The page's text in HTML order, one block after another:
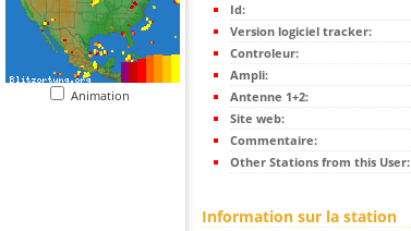
Animation
Id:
Version logiciel tracker:
Controleur:
Ampli:
Antenne 1+2:
Site web:
Commentaire:
Other Stations from this User:
Information sur la station